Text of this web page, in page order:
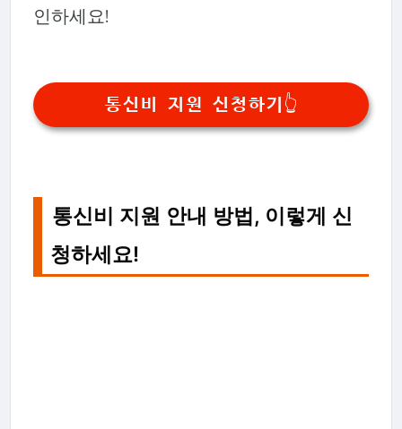
인하세요!
통신비 지원 신청하기👆
통신비 지원 안내 방법, 이렇게 신
청하세요!